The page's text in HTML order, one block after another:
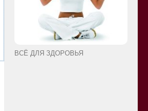
ВСЁ ДЛЯ ЗДОРОВЬЯ